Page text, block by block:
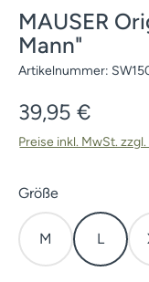
MAUSER
Mann"
Artikelnummer:
Regulärer Preis:
39,95 €
Preise inkl. MwSt.
Größeauswählen
M L